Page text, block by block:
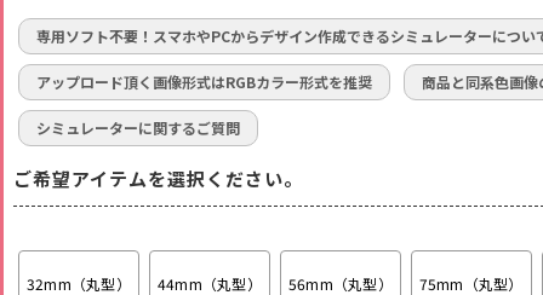
専用ソフト不要！スマホやPCからデザイン作成できるシミュレーターについ
アップロード頂く画像形式はRGBカラー形式を推奨 商品と同系色画
シミュレーターに関するご質問
ご希望アイテムを選択ください。
32mm（丸型） 44mm（丸型） 56mm（丸型） 75mm（丸型）